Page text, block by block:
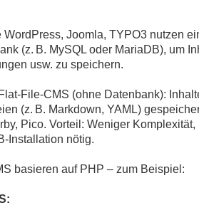
Joomla, TYPO3 nutzen
(z. B. MySQL oder MariaDB), um
usw. zu speichern.
File-CMS (ohne Datenbank):
(z. B. Markdown, YAML)
Pico. Vorteil: Weniger Komplexität,
Installation nötig.
basieren auf PHP – zum Beispiel: